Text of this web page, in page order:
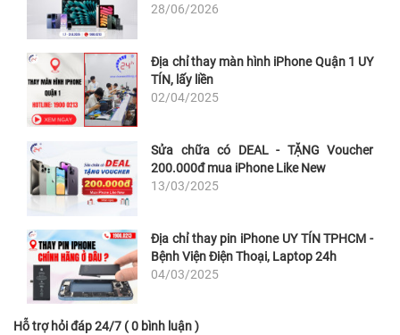
28/06/2026
Địa chỉ thay màn hình iPhone Quận 1 UY
TÍN, lấy liền
02/04/2025
Sửa chữa có DEAL - TẶNG Voucher
200.000đ mua iPhone Like New
13/03/2025
Địa chỉ thay pin iPhone UY TÍN TPHCM -
Bệnh Viện Điện Thoại, Laptop 24h
04/03/2025
Hỗ trợ hỏi đáp 24/7 ( 0 bình luận )